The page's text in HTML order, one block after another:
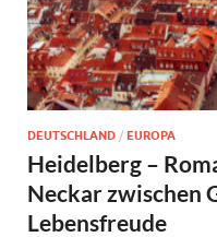
DEUTSCHLAND / EUROPA
Heidelberg –
Neckar zwischen
Lebensfreude